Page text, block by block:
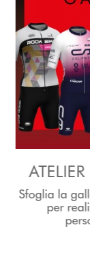
Sfoglia la
per